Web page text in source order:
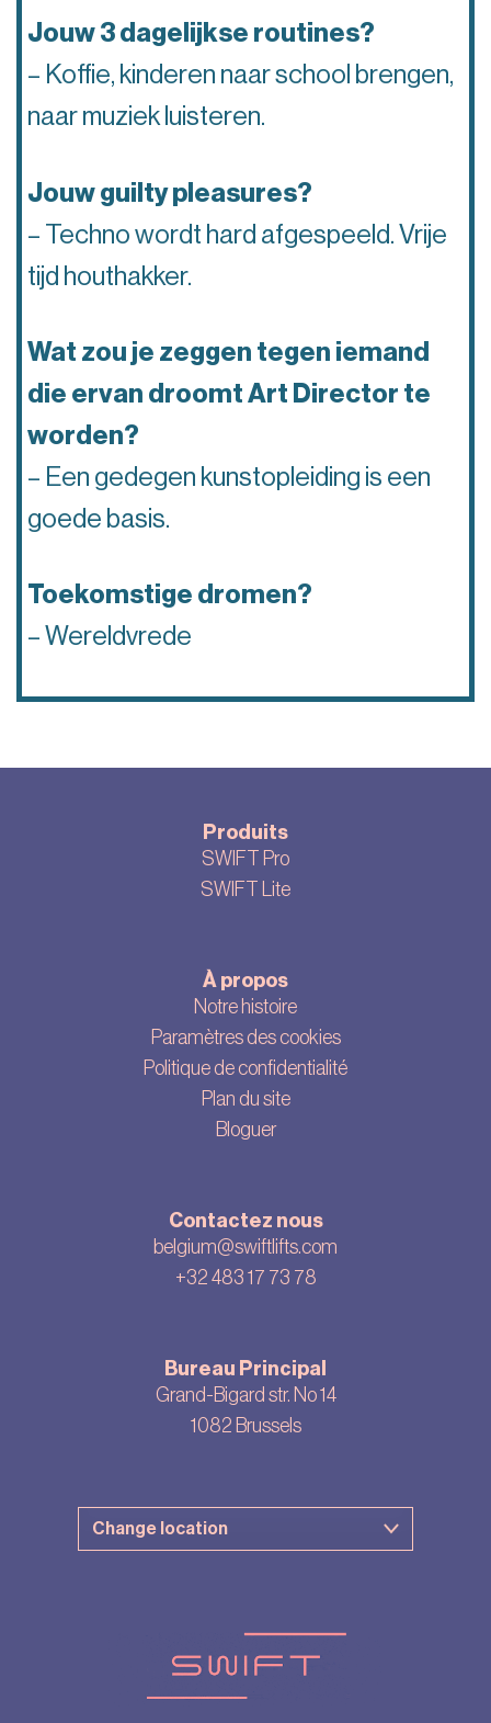
Jouw 3 dagelijkse routines?
– Koffie, kinderen naar school brengen,
naar muziek luisteren.
Jouw guilty pleasures?
– Techno wordt hard afgespeeld. Vrije
tijd houthakker.
Wat zou je zeggen tegen iemand
die ervan droomt Art Director te
worden?
– Een gedegen kunstopleiding is een
goede basis.
Toekomstige dromen?
– Wereldvrede
Produits
SWIFT Pro
SWIFT Lite
À propos
Notre histoire
Paramètres des cookies
Politique de confidentialité
Plan du site
Bloguer
Contactez nous
belgium@swiftlifts.com
+32 483 17 73 78
Bureau Principal
Grand-Bigard str. No 14
1082 Brussels